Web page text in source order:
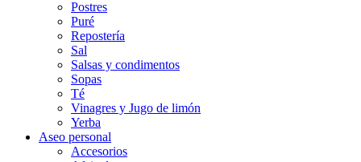
Postres
Puré
Repostería
Sal
Salsas y condimentos
Sopas
Té
Vinagres y Jugo de limón
Yerba
Aseo personal
Accesorios